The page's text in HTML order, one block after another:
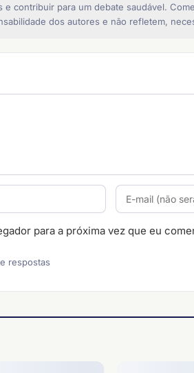
contribuir para um debate saudável.
dos autores e não refletem,
para a próxima vez que eu
respostas